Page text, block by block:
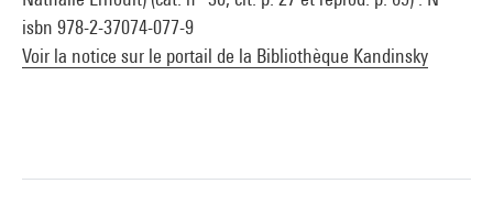
isbn 978-2-37074-077-9
Voir la notice sur le portail de la Bibliothèque Kandinsky